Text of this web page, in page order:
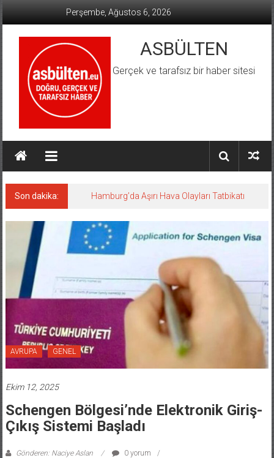
Perşembe, Ağustos 6, 2026
ASBÜLTEN
Gerçek ve tarafsız bir haber sitesi
Son dakika: Hamburg’da Aşırı Hava Olayları Tatbikatı
AVRUPA GENEL
Ekim 12, 2025
Schengen Bölgesi’nde Elektronik Giriş-
Çıkış Sistemi Başladı
Gönderen: Naciye Aslan
0 yorum